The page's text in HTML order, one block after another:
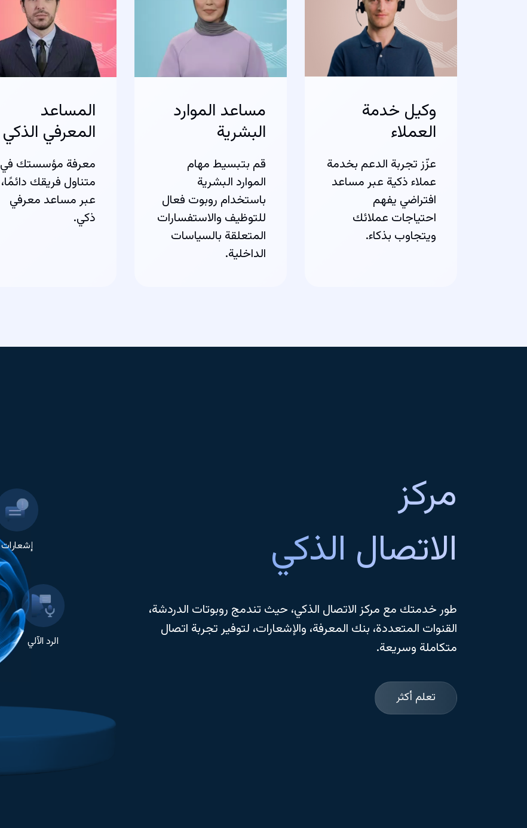
وكيل خدمة
العملاء
عزّز تجربة الدعم بخدمة
عملاء ذكية عبر مساعد
افتراضي يفهم
احتياجات عملائك
ويتجاوب بذكاء.
مساعد الموارد
البشرية
قم بتبسيط مهام
الموارد البشرية
باستخدام روبوت فعال
للتوظيف والاستفسارات
المتعلقة بالسياسات
الداخلية.
المساعد
المعرفي الذكي
معرفة مؤسستك في
متناول فريقك دائمًا،
عبر مساعد معرفي
ذكي.
مركز
الاتصال الذكي
طور خدمتك مع مركز الاتصال الذكي، حيث تندمج روبوتات الدردشة،
القنوات المتعددة، بنك المعرفة، والإشعارات، لتوفير تجربة اتصال
متكاملة وسريعة.
تعلم أكثر
إشعارات
الرد الآلي